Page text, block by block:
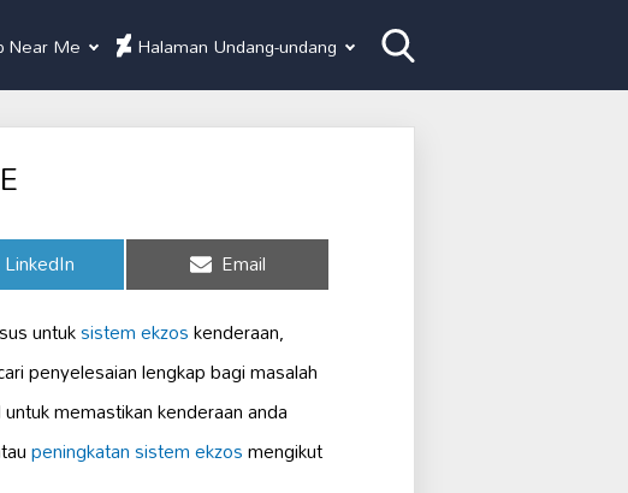
Near Me Halaman Undang-undang
Share
on
LinkedIn Share
on
Email
untuksistem ekzoskenderaan,
penyelesaian lengkap bagi masalah
memastikan kenderaan anda
peningkatan sistem ekzosmengikut